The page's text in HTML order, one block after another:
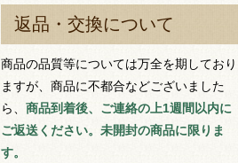
返品・交換について
商品の品質等については万全を期しており
ますが、商品に不都合などございました
ら、 商品到着後、ご連絡の上1週間以内に
ご返送ください。未開封の商品に限りま
す。